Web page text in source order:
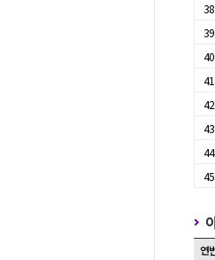
38
39
40
41
42
43
44
45
연